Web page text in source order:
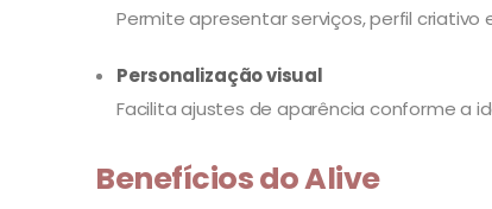
Permite apresentar serviços, perfil
Personalização visual
Facilita ajustes de aparência conforme a
Benefícios do Alive